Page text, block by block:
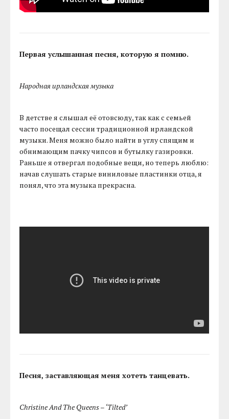
Первая услышанная песня, которую я помню.
Народная ирландская музыка
В детстве я слышал её отовсюду, так как с семьей
часто посещал сессии традиционной ирландской
музыки. Меня можно было найти в углу спящим и
обнимающим пачку чипсов и бутылку газировки.
Раньше я отвергал подобные вещи, но теперь люблю:
начав слушать старые виниловые пластинки отца, я
понял, что эта музыка прекрасна.
Песня, заставляющая меня хотеть танцевать.
Christine And The Queens – ‘Tilted’